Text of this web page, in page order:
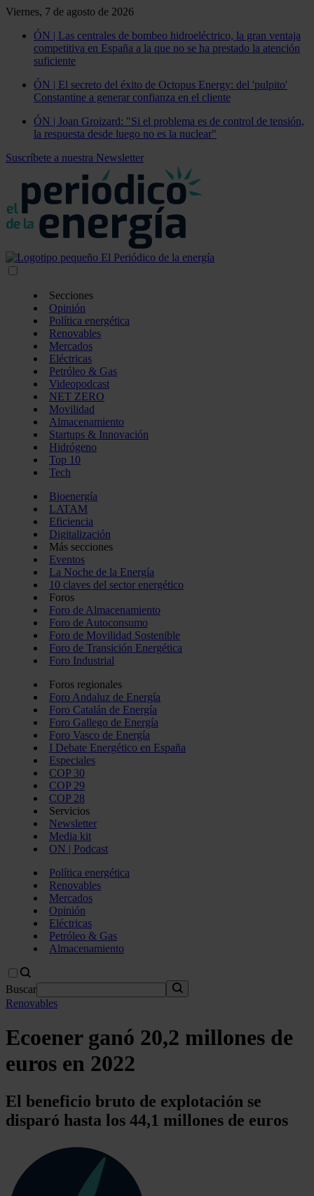
Viernes, 7 de agosto de 2026
ÓN | Las centrales de bombeo hidroeléctrico, la gran ventaja
competitiva en España a la que no se ha prestado la atención
suficiente
ÓN | El secreto del éxito de Octopus Energy: del 'pulpito'
Constantine a generar confianza en el cliente
ÓN | Joan Groizard: "Si el problema es de control de tensión,
la respuesta desde luego no es la nuclear"
Suscríbete a nuestra Newsletter
Secciones
Opinión
Política energética
Renovables
Mercados
Eléctricas
Petróleo & Gas
Videopodcast
NET ZERO
Movilidad
Almacenamiento
Startups & Innovación
Hidrógeno
Top 10
Tech
Bioenergía
LATAM
Eficiencia
Digitalización
Más secciones
Eventos
La Noche de la Energía
10 claves del sector energético
Foros
Foro de Almacenamiento
Foro de Autoconsumo
Foro de Movilidad Sostenible
Foro de Transición Energética
Foro Industrial
Foros regionales
Foro Andaluz de Energía
Foro Catalán de Energía
Foro Gallego de Energía
Foro Vasco de Energía
I Debate Energético en España
Especiales
COP 30
COP 29
COP 28
Servicios
Newsletter
Media kit
ON | Podcast
Política energética
Renovables
Mercados
Opinión
Eléctricas
Petróleo & Gas
Almacenamiento
Buscar
Renovables
Ecoener ganó 20,2 millones de
euros en 2022
El beneficio bruto de explotación se
disparó hasta los 44,1 millones de euros